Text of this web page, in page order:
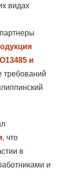
видах
и
требований
, что
в
и